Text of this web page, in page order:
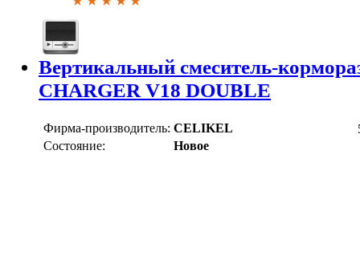
Вертикальный смеситель-
CHARGER V18 DOUBLE
Фирма-производитель: CELIKEL
Состояние:
Новое